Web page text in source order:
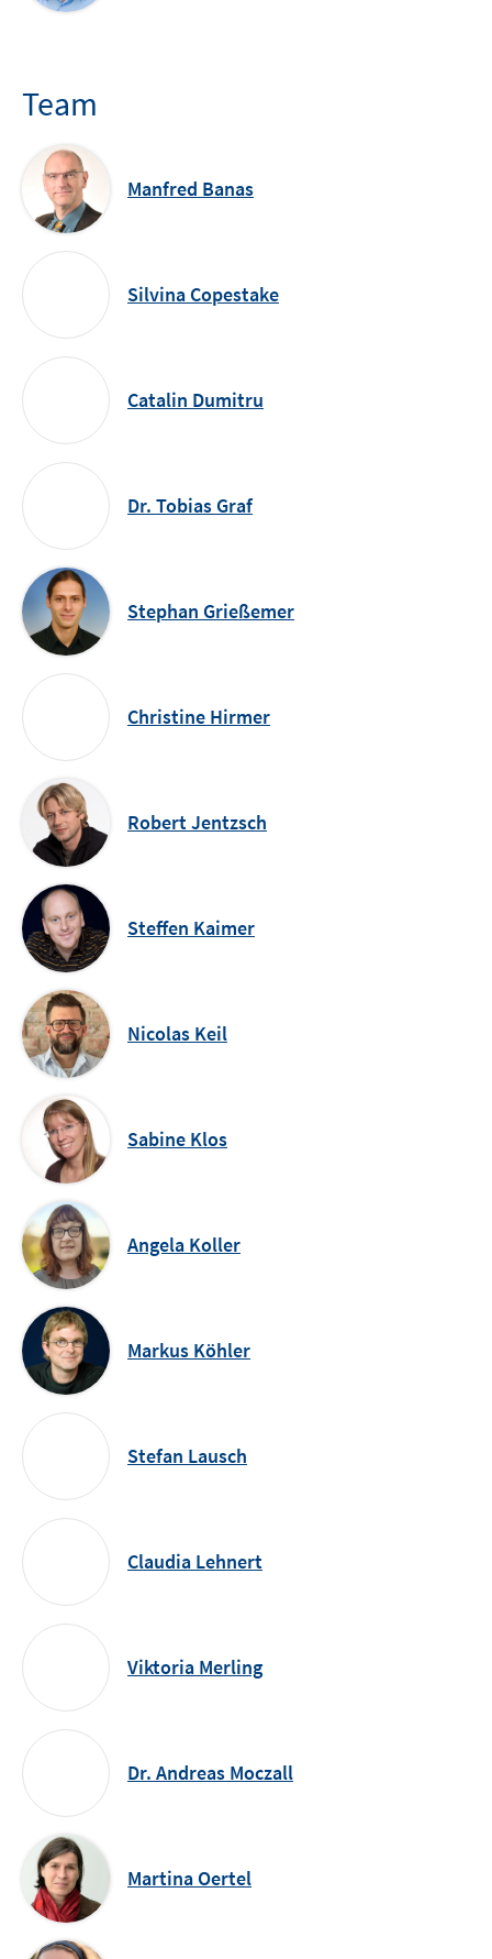
Team
Manfred Banas
Silvina Copestake
Catalin Dumitru
Dr. Tobias Graf
Stephan Grießemer
Christine Hirmer
Robert Jentzsch
Steffen Kaimer
Nicolas Keil
Sabine Klos
Angela Koller
Markus Köhler
Stefan Lausch
Claudia Lehnert
Viktoria Merling
Dr. Andreas Moczall
Martina Oertel